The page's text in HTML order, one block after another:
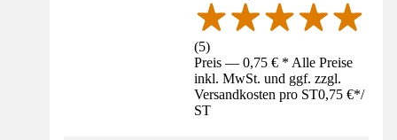
(5)
Preis — 0,75 € * Alle Preise
inkl. MwSt. und ggf. zzgl.
Versandkosten pro ST0,75 €*/
ST